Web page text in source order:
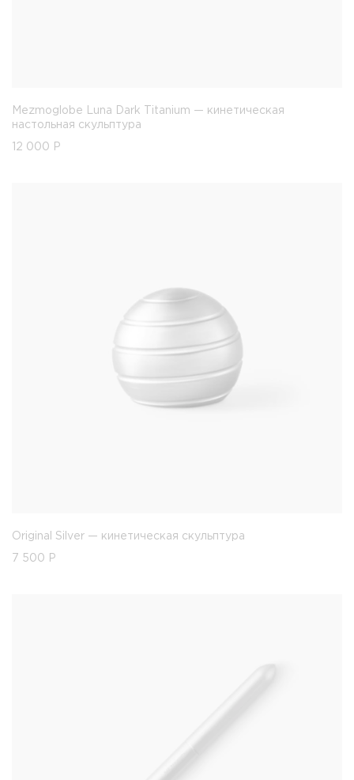
Mezmoglobe Luna Dark Titanium — кинетическая
настольная скульптура
12 000 Р
Original Silver — кинетическая скульптура
7 500 Р